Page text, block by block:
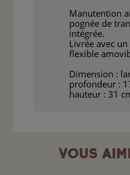
Manutention
pognée de
intégrée.
Livrée avec
flexible
Dimension :
profondeur :
hauteur : 31
VOUS